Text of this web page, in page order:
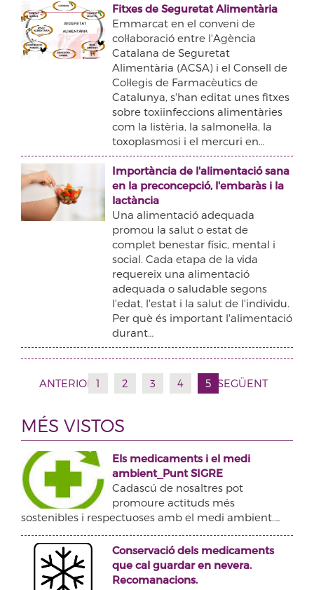
Fitxes de Seguretat Alimentària
Emmarcat en el conveni de
col·laboració entre l'Agència
Catalana de Seguretat
Alimentària (ACSA) i el Consell de
Col·legis de Farmacèutics de
Catalunya, s'han editat unes fitxes
sobre toxiinfeccions alimentàries
com la listèria, la salmonel·la, la
toxoplasmosi i el mercuri en…
Importància de l'alimentació sana
en la preconcepció, l'embaràs i la
lactància
Una alimentació adequada
promou la salut o estat de
complet benestar físic, mental i
social. Cada etapa de la vida
requereix una alimentació
adequada o saludable segons
l'edat, l'estat i la salut de l'individu.
Per què és important l'alimentació
durant…
ANTERIOR 1 2 3 4 5 SEGÜENT
MÉS VISTOS
Els medicaments i el medi
ambient_Punt SIGRE
Cadascú de nosaltres pot
promoure actituds més
sostenibles i respectuoses amb el medi ambient.…
Conservació dels medicaments
que cal guardar en nevera.
Recomanacions.